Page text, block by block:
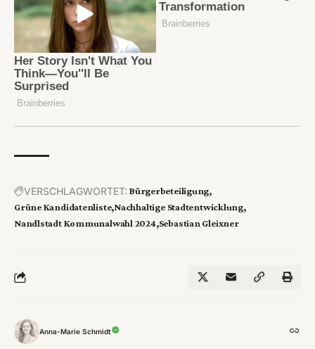
VERSCHLAGWORTET: Bürgerbeteiligung
Grüne Kandidatenliste Nachhaltige Stadtentwicklung
Nandlstadt Kommunalwahl 2024 Sebastian Gleixner
Anna-Marie Schmidt